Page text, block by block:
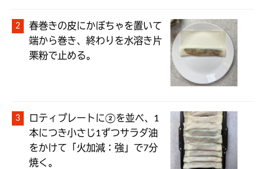
春巻きの皮にかぼちゃを置いて
端から巻き、終わりを水溶き片
栗粉で止める。
ロティプレートに②を並べ、1
本につき小さじ1ずつサラダ油
をかけて「火加減：強」で7分
焼く。